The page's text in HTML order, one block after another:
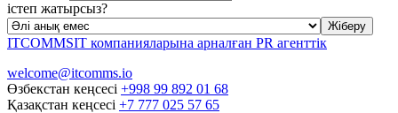
істеп жатырсыз?
Жіберу
ITCOMMSIT компанияларына арналған PR агенттік
welcome@itcomms.io
Өзбекстан кеңсесі +998 99 892 01 68
Қазақстан кеңсесі +7 777 025 57 65